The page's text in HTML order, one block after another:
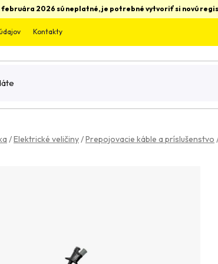
2026 sú neplatné, je potrebné vytvoriť si novú
Kontakty
/Elektrické veličiny/Prepojovacie káble a príslušenstvo